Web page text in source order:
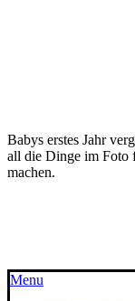
Babys erstes Jahr
all die Dinge im Foto
machen.
Menu